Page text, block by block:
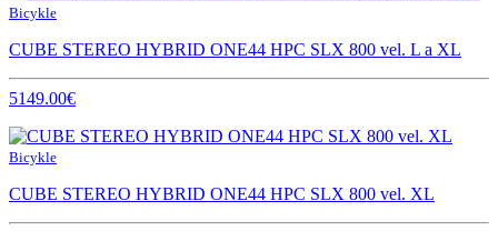
Bicykle
CUBE STEREO HYBRID ONE44 HPC SLX 800 vel. L a XL
5149.00€
Bicykle
CUBE STEREO HYBRID ONE44 HPC SLX 800 vel. XL